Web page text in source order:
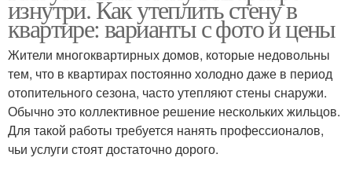
изнутри. Как утеплить стену в
квартире: варианты с фото и цены
Жители многоквартирных домов, которые недовольны
тем, что в квартирах постоянно холодно даже в период
отопительного сезона, часто утепляют стены снаружи.
Обычно это коллективное решение нескольких жильцов.
Для такой работы требуется нанять профессионалов,
чьи услуги стоят достаточно дорого.